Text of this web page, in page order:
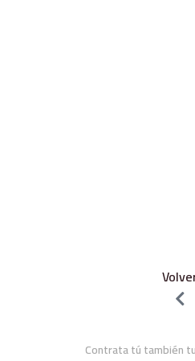
Contrata tú también